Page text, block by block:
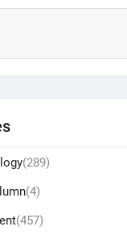
(289)
(4)
(457)